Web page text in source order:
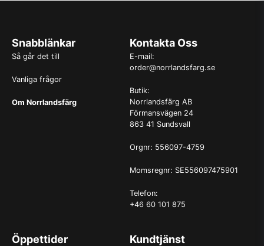
Snabblänkar
Så går det till
Vanliga frågor
Om Norrlandsfärg
Kontakta Oss
E-mail:
order@norrlandsfarg.se
Butik:
Norrlandsfärg AB
Förmansvägen 24
863 41 Sundsvall
Orgnr: 556097-4759
Momsregnr: SE556097475901
Telefon:
+46 60 101 875
Öppettider
Kundtjänst